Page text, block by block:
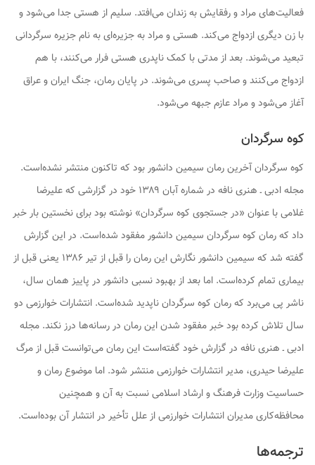
فعالیت‌های مراد و رفقایش به زندان می‌افتد. سلیم از هستی جدا می‌شود و
با زن دیگری ازدواج می‌کند. هستی و مراد به جزیره‌ای به نامجزیره سرگردانی
تبعید می‌شوند. بعد از مدتی با کمک ناپدری هستی فرار می‌کنند، با هم
ازدواج می‌کنند و صاحب پسری می‌شوند. در پایان رمان، جنگ ایران و عراق
آغاز می‌شود و مراد عازم جبهه می‌شود.
کوه سرگردان
کوه سرگردانآخرین رمان سیمین دانشور بود که تاکنون منتشر نشده‌است.
مجله ادبی ـ هنری نافه در شماره آبان ۱۳۸۹ خود در گزارشی که علیرضا
غلامی با عنوان «در جستجوی کوه سرگردان» نوشته بود برای نخستین بار خبر
داد که رمان کوه سرگردان سیمین دانشور مفقود شده‌است. در این گزارش
گفته شد که سیمین دانشور نگارش این رمان را قبل از تیر ۱۳۸۶ یعنی قبل از
بیماری تمام کرده‌است. اما بعد از بهبود نسبی دانشور در پاییز همان سال،
ناشر پی می‌برد که رمان کوه سرگردان ناپدید شده‌است. انتشارات خوارزمی دو
سال تلاش کرده بود خبر مفقود شدن این رمان در رسانه‌ها درز نکند. مجله
ادبی ـ هنری نافه در گزارش خود گفته‌است این رمان می‌توانست قبل از مرگ
علیرضا حیدری، مدیر انتشارات خوارزمی منتشر شود. اما موضوع رمان و
حساسیت وزارت فرهنگ و ارشاد اسلامی نسبت به آن و همچنین
محافظه‌کاری مدیران انتشارات خوارزمی از علل تأخیر در انتشار آن بوده‌است.
ترجمه‌ها